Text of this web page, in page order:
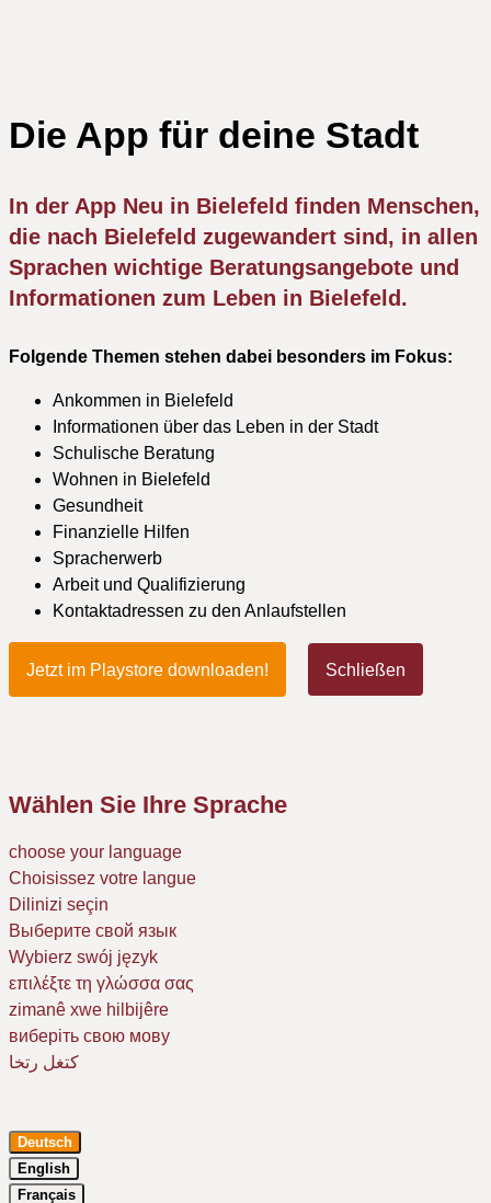
Die App für deine Stadt
In der App Neu in Bielefeld finden Menschen,
die nach Bielefeld zugewandert sind, in allen
Sprachen wichtige Beratungsangebote und
Informationen zum Leben in Bielefeld.
Folgende Themen stehen dabei besonders im Fokus:
Ankommen in Bielefeld
Informationen über das Leben in der Stadt
Schulische Beratung
Wohnen in Bielefeld
Gesundheit
Finanzielle Hilfen
Spracherwerb
Arbeit und Qualifizierung
Kontaktadressen zu den Anlaufstellen
Jetzt im Playstore downloaden! Schließen
Wählen Sie Ihre Sprache
choose your language
Choisissez votre langue
Dilinizi seçin
Выберите свой язык
Wybierz swój język
επιλέξτε τη γλώσσα σας
zimanê xwe hilbijêre
виберіть свою мову
كتغل رتخا
Deutsch
English
Français